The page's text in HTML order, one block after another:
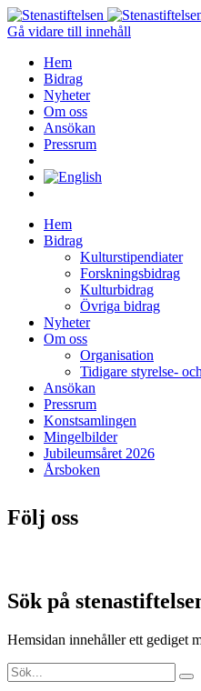
Gå vidare till innehåll
Hem
Bidrag
Nyheter
Om oss
Ansökan
Pressrum
Hem
Bidrag
Kulturstipendiater
Forskningsbidrag
Kulturbidrag
Övriga bidrag
Nyheter
Om oss
Organisation
Tidigare styrelse-
Ansökan
Pressrum
Konstsamlingen
Mingelbilder
Jubileumsåret 2026
Årsboken
Följ oss
Sök på
Hemsidan innehåller ett gediget